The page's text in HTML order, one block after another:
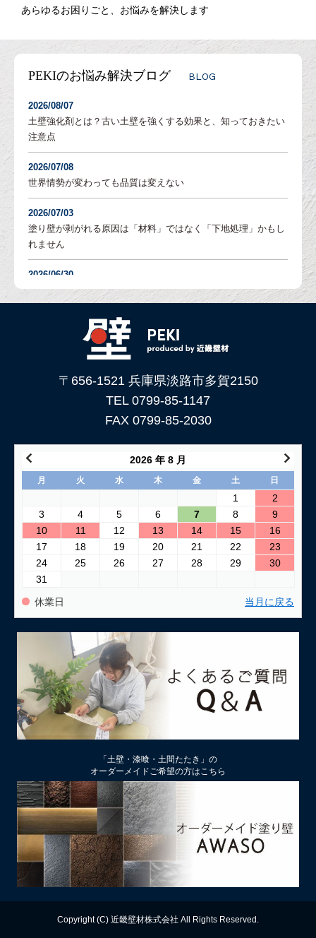
あらゆるお困りごと、お悩みを解決します
PEKIのお悩み解決ブログ BLOG
2026/08/07
土壁強化剤とは？古い土壁を強くする効果と、知っておきたい
注意点
2026/07/08
世界情勢が変わっても品質は変えない
2026/07/03
塗り壁が剥がれる原因は「材料」ではなく「下地処理」かもし
れません
2026/06/30
塗り壁の「吸水調整」とは？DIYでも失敗しないための重要な
下地処理を解説
「土壁」と「漆喰」 仕上がり表情はどんな違いがある？
2026/05/29
土壁仕上げ材「塗ってくれい」がリニューアルしました！
コンクリートに土壁を塗る方法
2026/04/04
仕上げ材（漆喰や土壁）が部分的に剥がれた壁の塗り替え方法
2026/03/24
古い壁の塗り替え｜失敗しない下地処理のポイント
2026/03/06
「壁カラー」はどんな塗り壁材の着色に使える もちろん土壁
にも！
土壁リフォーム時アクが出たり、出なかったりするのはなぜ？
2026/02/12
土壁仕上げ材「塗ってくれい」「やすらぎ」の色をうすく、淡
くするには
2026/01/22
厚付け補修用中塗り漆喰ドカッと！は滑らかな表面にもできる
2026/01/09
【塗り替え下地処理】ビニールクロスは剥がさず下地処理する
のがおすすめ
2025/12/13
漆喰の上に土壁は塗れるのか？
〒656-1521 兵庫県淡路市多賀2150
TEL 0799-85-1147
FAX 0799-85-2030
2026 年 8 月
月 火 水 木 金 土 日
1
2
3
4 5 6 7 8
9
10
11 12 13 14 15
16
17
18 19 20 21 22
23
24
25 26 27 28 29
30
31
休業日 当月に戻る
「土壁・漆喰・土間たたき」の
オーダーメイドご希望の方はこちら
Copyright (C) 近畿壁材株式会社 All Rights Reserved.